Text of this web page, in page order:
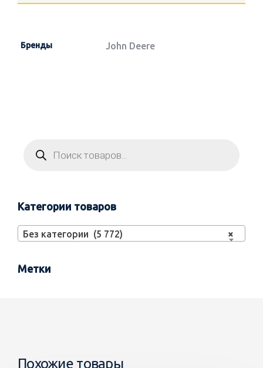
Бренды John Deere
Категории товаров
×
Без категории (5 772)
Метки
Похожие товары